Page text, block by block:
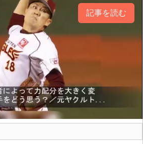
記事を読む